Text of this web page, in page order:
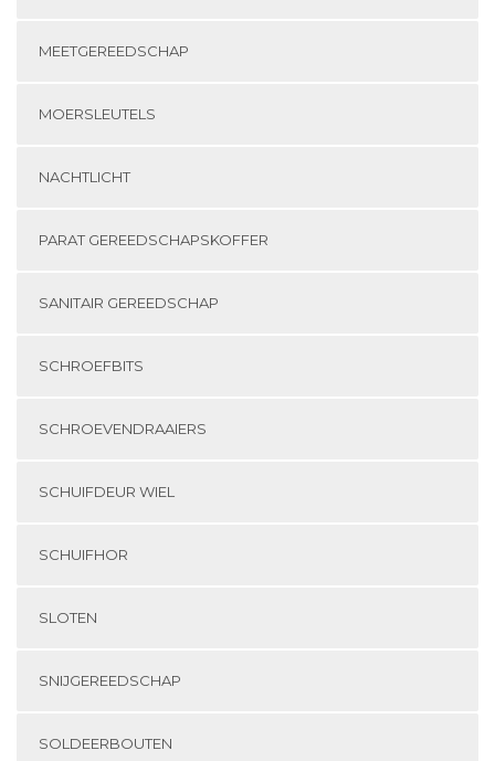
MEETGEREEDSCHAP
MOERSLEUTELS
NACHTLICHT
PARAT GEREEDSCHAPSKOFFER
SANITAIR GEREEDSCHAP
SCHROEFBITS
SCHROEVENDRAAIERS
SCHUIFDEUR WIEL
SCHUIFHOR
SLOTEN
SNIJGEREEDSCHAP
SOLDEERBOUTEN